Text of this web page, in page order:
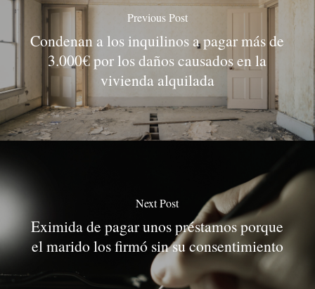
Previous Post
Condenan a los inquilinos a pagar más de
3.000€ por los daños causados en la
vivienda alquilada
Next Post
Eximida de pagar unos préstamos porque
el marido los firmó sin su consentimiento